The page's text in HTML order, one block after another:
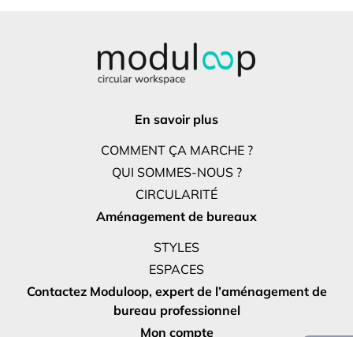
En savoir plus
COMMENT ÇA MARCHE ?
QUI SOMMES-NOUS ?
CIRCULARITÉ
Aménagement de bureaux
STYLES
ESPACES
Contactez Moduloop, expert de l’aménagement de
bureau professionnel
Mon compte